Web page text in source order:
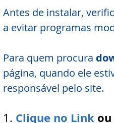
Antes de instalar,
a evitar programas
Para quem procura
página, quando ele
responsável pelo site.
1. Clique no Link